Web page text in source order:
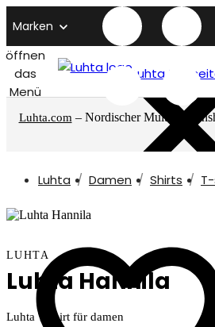
Marken
öffnen
das
Menü
Luhta
Luhta.com – Nordischer
Luhta Damen Shirts
LUHTA
Luhta Hannila
Luhta T-shirt für damen